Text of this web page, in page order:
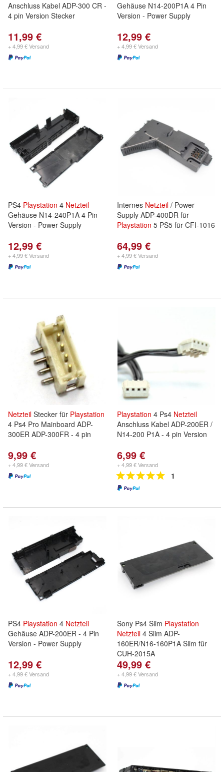
Anschluss Kabel ADP-300 CR -
4 pin Version Stecker
11,99 €
+ 4,99 € Versand
Gehäuse N14-200P1A 4 Pin
Version - Power Supply
12,99 €
+ 4,99 € Versand
PS4 Playstation 4 Netzteil
Gehäuse N14-240P1A 4 Pin
Version - Power Supply
12,99 €
+ 4,99 € Versand
Internes Netzteil / Power
Supply ADP-400DR für
Playstation 5 PS5 für CFI-1016
64,99 €
+ 4,99 € Versand
Netzteil Stecker für Playstation
4 Ps4 Pro Mainboard ADP-
300ER ADP-300FR - 4 pin
9,99 €
+ 4,99 € Versand
Playstation 4 Ps4 Netzteil
Anschluss Kabel ADP-200ER /
N14-200 P1A - 4 pin Version
6,99 €
+ 4,99 € Versand
1
PS4 Playstation 4 Netzteil
Gehäuse ADP-200ER - 4 Pin
Version - Power Supply
12,99 €
+ 4,99 € Versand
Sony Ps4 Slim Playstation
Netzteil 4 Slim ADP-
160ER/N16-160P1A Slim für
CUH-2015A
49,99 €
+ 4,99 € Versand